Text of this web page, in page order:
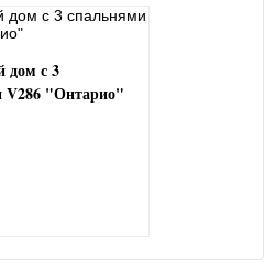
дом с 3
V286 "Онтарио"